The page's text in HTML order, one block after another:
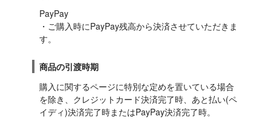
PayPay
・ご購入時にPayPay残高から決済させていただきま
す。
商品の引渡時期
購入に関するページに特別な定めを置いている場合
を除き、クレジットカード決済完了時、あと払い(ペ
イディ)決済完了時またはPayPay決済完了時。